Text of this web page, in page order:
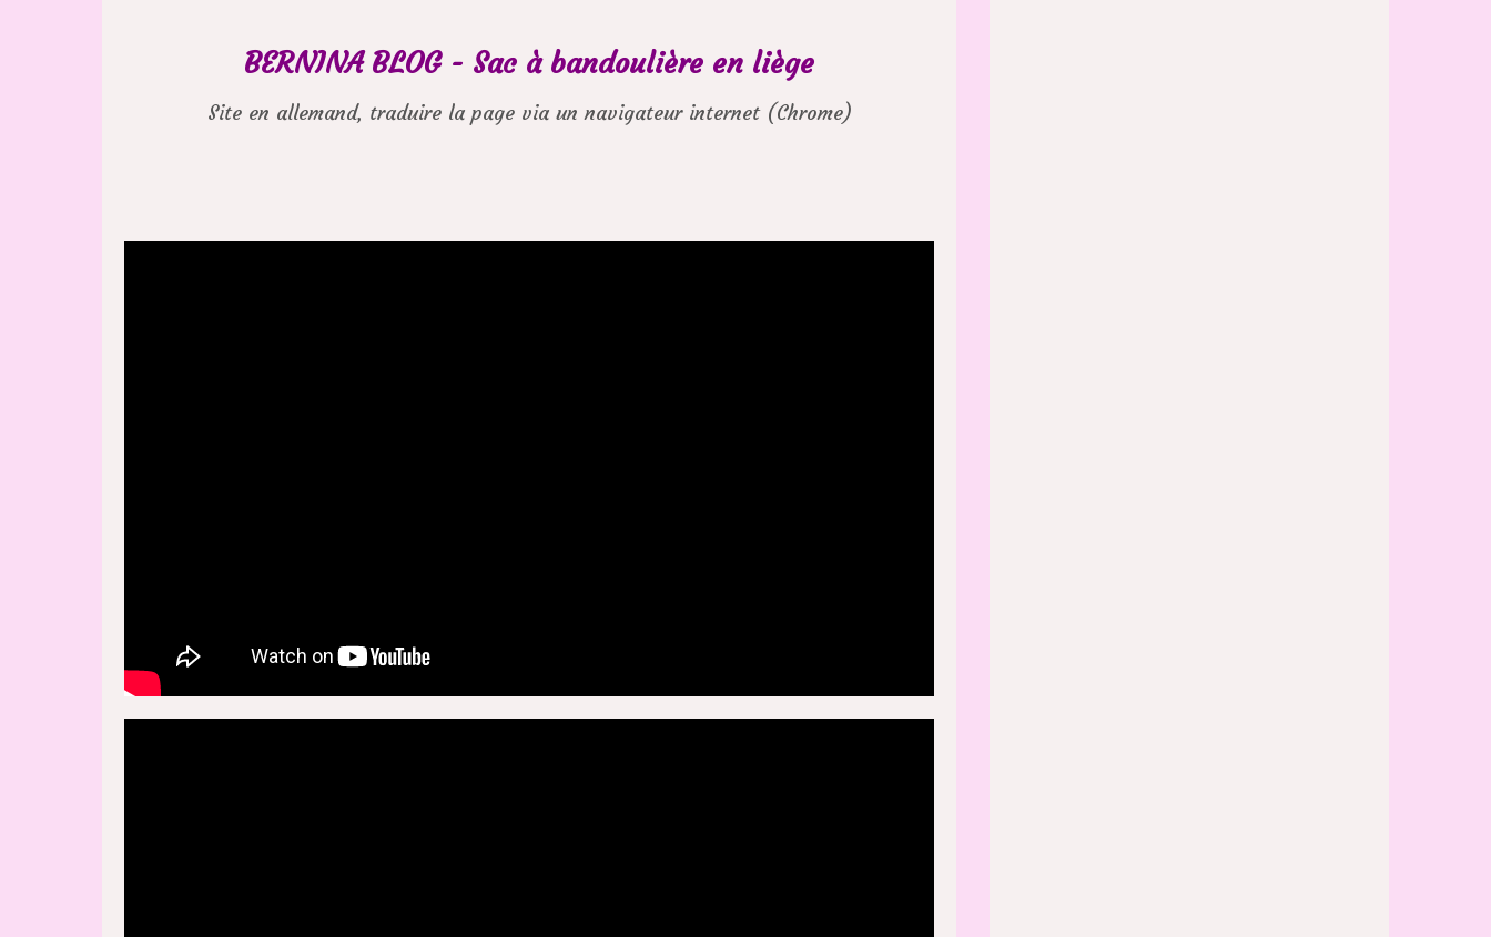
BERNINA BLOG - Sac à bandoulière en liège
Site en allemand, traduire la page via un navigateur internet (Chrome)